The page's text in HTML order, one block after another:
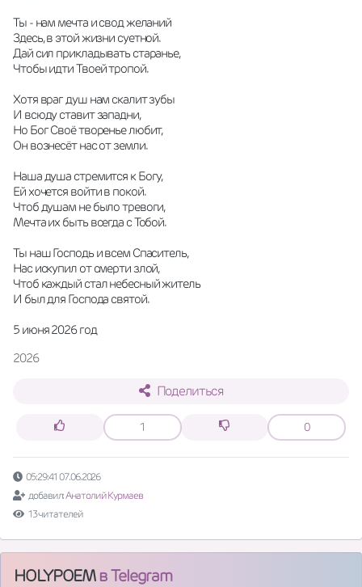
Ты - нам мечта и свод желаний
Здесь, в этой жизни суетной.
Дай сил прикладывать старанье,
Чтобы идти Твоей тропой.
Хотя враг душ нам скалит зубы
И всюду ставит западни,
Но Бог Своё творенье любит,
Он вознесёт нас от земли.
Наша душа стремится к Богу,
Ей хочется войти в покой.
Чтоб душам не было тревоги,
Мечта их быть всегда с Тобой.
Ты наш Господь и всем Спаситель,
Нас искупил от смерти злой,
Чтоб каждый стал небесный житель
И был для Господа святой.
5 июня 2026 год
2026
Поделиться
1 0
05:29:41 07.06.2026
добавил:Анатолий Курмаев
13 читателей
HOLYPOEMв Telegram